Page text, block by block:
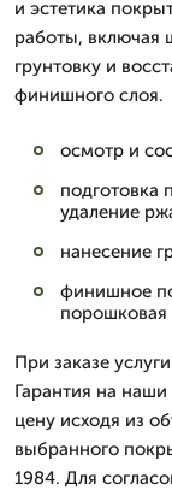
и эстетика
работы, включая
грунтовку и
финишного слоя.
осмотр и
подготовка
удаление
нанесение
финишное
порошковая
При заказе
Гарантия на
цену исходя из
выбранного
1984. Для